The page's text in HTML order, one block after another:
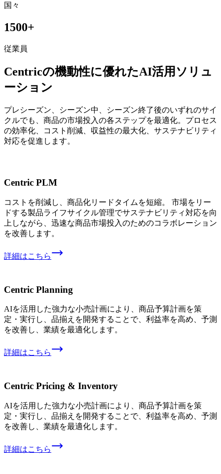
国々
1500+
従業員
Centricの機動性に優れたAI活用ソリュ
ーション
プレシーズン、 シーズン中、 シーズン終了後のいずれのサイ
クルでも、 商品の市場投入の各ステップを最適化。 プロセス
の効率化、 コスト削減、 収益性の最大化、 サステナビリティ
対応を促進します。
Centric PLM
コストを削減し、商品化リードタイムを短縮。 市場をリー
ドする製品ライフサイクル管理でサステナビリティ対応を向
上しながら、迅速な商品市場投入のためのコラボレーション
を改善します。
詳細はこちら
Centric Planning
AIを活用した強力な小売計画により、商品予算計画を策
定・実行し、品揃えを開発することで、利益率を高め、予測
を改善し、業績を最適化します。
詳細はこちら
Centric Pricing & Inventory
AIを活用した強力な小売計画により、商品予算計画を策
定・実行し、品揃えを開発することで、利益率を高め、予測
を改善し、業績を最適化します。
詳細はこちら